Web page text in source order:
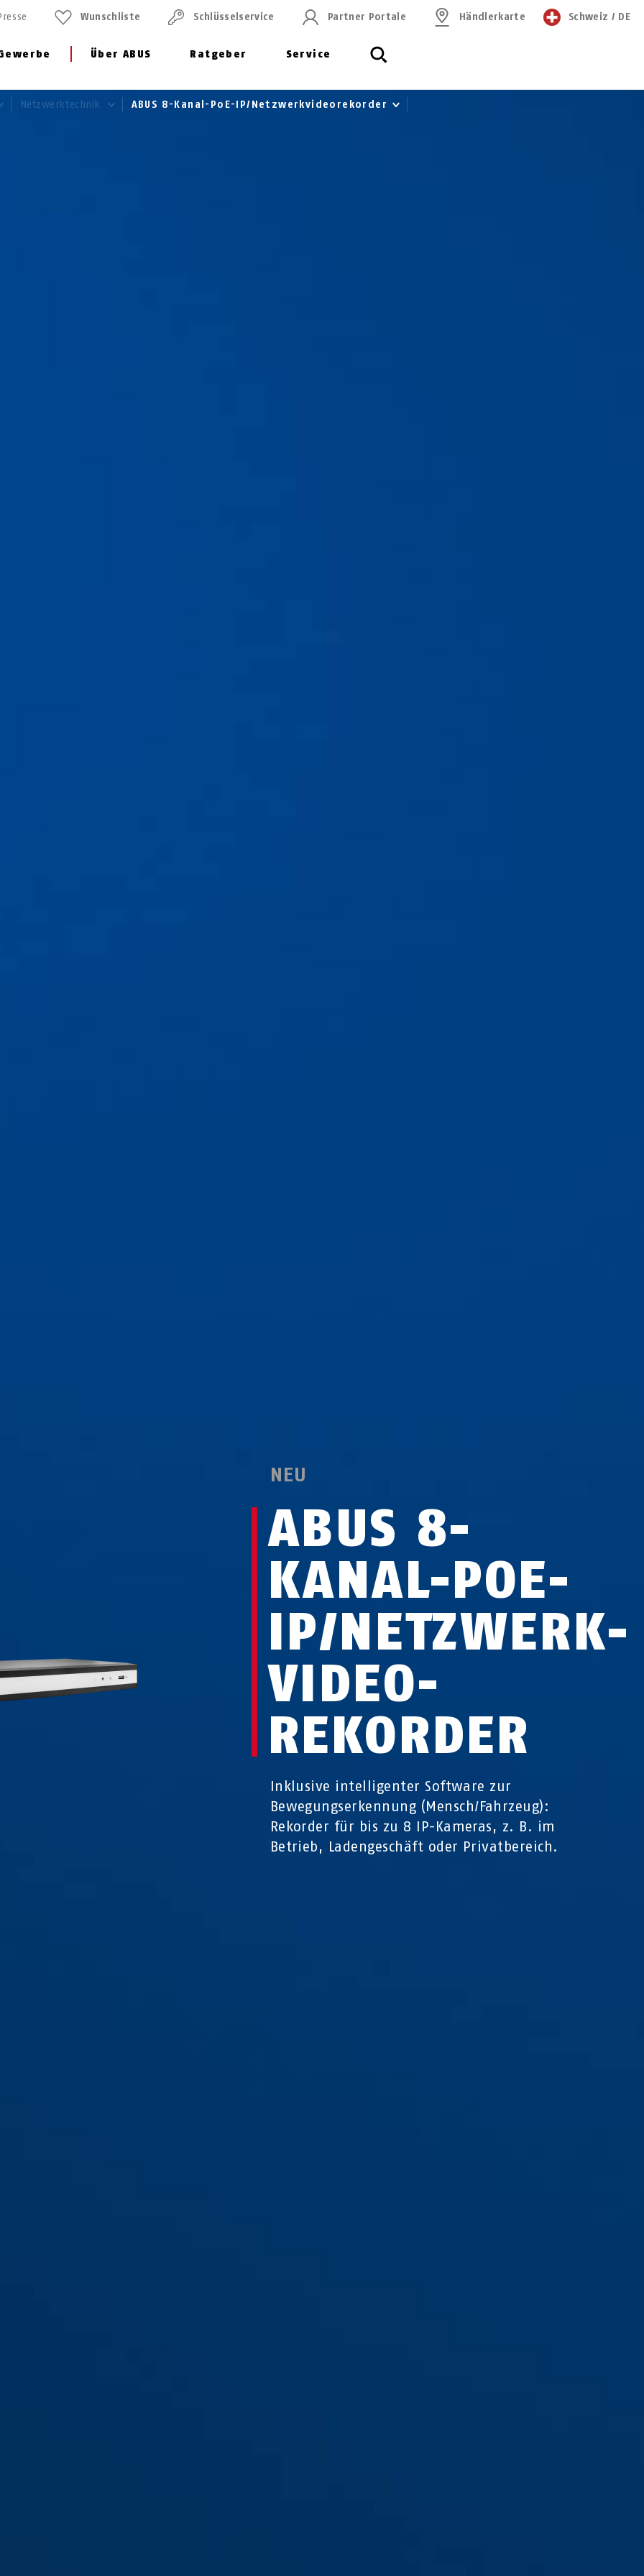
Über ABUS Ratgeber Service
Wunschliste Schlüssel­service Partner Portale Händlerkarte Schweiz / DE
Netzwerktechnik ABUS 8-Kanal-PoE-IP/Netzwerkvideorekorder
NEU
ABUS 8-
KANAL-POE-
IP/NETZWERK­
VIDEO­
REKORDER
Inklusive intelligenter Software zur
Bewegungserkennung (Mensch/Fahrzeug):
Rekorder für bis zu 8 IP-Kameras, z. B. im
Betrieb, Ladengeschäft oder Privatbereich.